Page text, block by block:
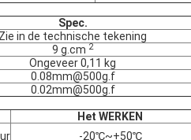
Spec.
Zie in de technische tekening
9 g.cm 2
Ongeveer 0,11 kg
0.08mm@500g.f
0.02mm@500g.f
Het WERKEN
-20℃~+50℃